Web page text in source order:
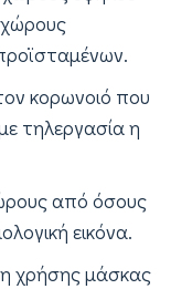
κορωνοιό που
τηλεργασία η
από όσους
εικόνα.
χρήσης μάσκας